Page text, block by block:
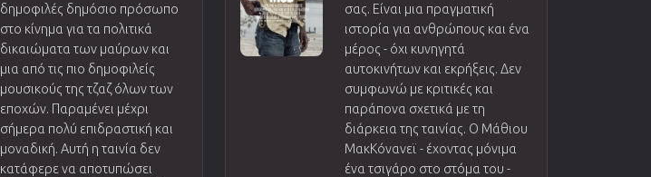
δημοφιλές δημόσιο πρόσωπο
στο κίνημα για τα πολιτικά
δικαιώματα των μαύρων και
μια από τις πιο δημοφιλείς
μουσικούς της τζαζ όλων των
εποχών. Παραμένει μέχρι
σήμερα πολύ επιδραστική και
μοναδική. Αυτή η ταινία δεν
κατάφερε να αποτυπώσει
σας. Είναι μια πραγματική
ιστορία για ανθρώπους και ένα
μέρος - όχι κυνηγητά
αυτοκινήτων και εκρήξεις. Δεν
συμφωνώ με κριτικές και
παράπονα σχετικά με τη
διάρκεια της ταινίας. Ο Μάθιου
ΜακΚόνανεϊ - έχοντας μόνιμα
ένα τσιγάρο στο στόμα του -